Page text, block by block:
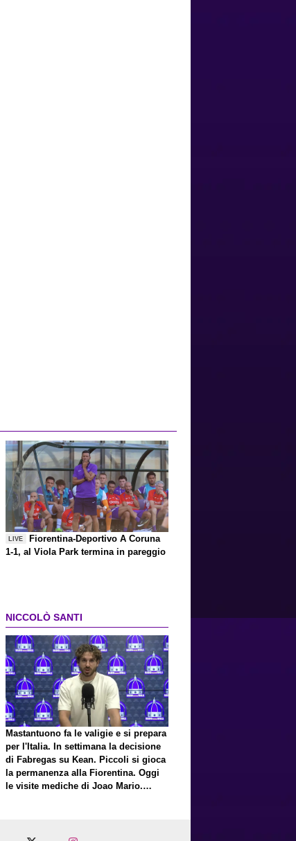
LIVE
Fiorentina-Deportivo A Coruna
1-1, al Viola Park termina in pareggio
NICCOLÒ SANTI
Mastantuono fa le valigie e si prepara
per l'Italia. In settimana la decisione
di Fabregas su Kean. Piccoli si gioca
la permanenza alla Fiorentina. Oggi
le visite mediche di Joao Mario.